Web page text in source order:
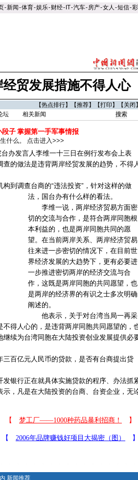
-新闻-体育-娱乐-财经- IT-汽车-房产-女人 -短信-
贸发展措施不得人心
【热点排行】【推荐】【打印 】【 关闭 】
坛 相关新闻
段子掌握第一手军事情报
什么。 点击进入>>>
发言人李维一十三日在例行发布会上表
的做法是违背两岸经贸发展的趋势，不得
调查台商的“违法投资”，针对这样的做
法，国台办有什么样的看法。
李维一说，两岸经济贸易方面密
切的交流与合作，是符合两岸同胞根
本利益的，也是两岸同胞共同的愿
望。在当前两岸关系、两岸经济贸易
往来进一步密切的情况下，在目前世
界经济发展的大趋势下，更有必要进
一步推进密切两岸的经济交流与合
作，这既是两岸同胞的共同愿望，也
是两岸的经济界的有识之士多次明确
阐述的。
他表示，关于对台湾当局一再采
得人心的，是违背两岸同胞共同愿望的，
续为台湾同胞在大陆投资创业发展提供必
百亿元人民币的贷款，是否有台商提出贷
银行正在就具体实施贷款的程序、办法抓
，凡是在大陆投资的台商、台资企业，无
新闻推荐